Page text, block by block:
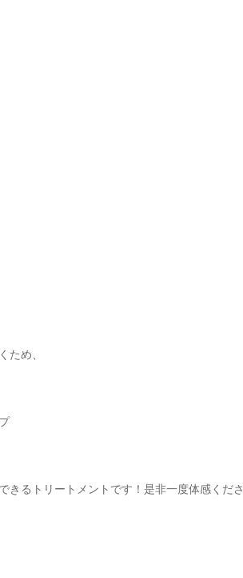
め、
きるトリートメントです！是非一度体感くださ